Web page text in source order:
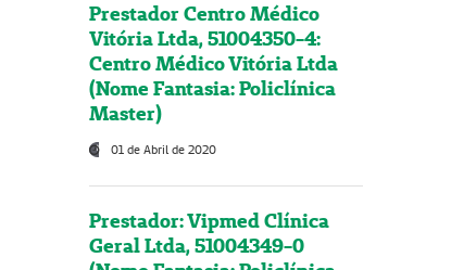
Prestador Centro Médico
Vitória Ltda, 51004350-4:
Centro Médico Vitória Ltda
(Nome Fantasia: Policlínica
Master)
01 de Abril de 2020
Prestador: Vipmed Clínica
Geral Ltda, 51004349-0